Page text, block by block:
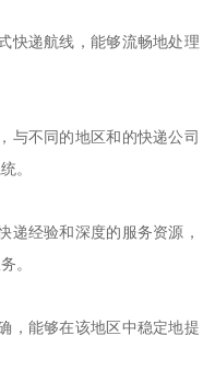
快递航线，能够流畅地处理
与不同的地区和的快递公司
。
递经验和深度的服务资源，
。
，能够在该地区中稳定地提